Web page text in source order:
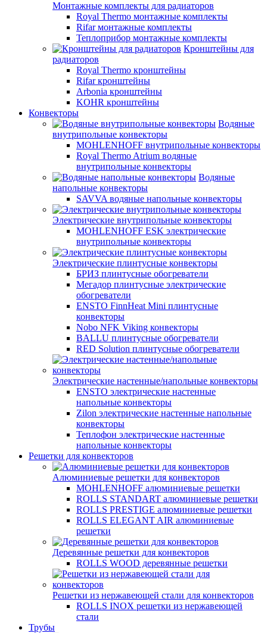
Монтажные комплекты для радиаторов
Royal Thermo монтажные комплекты
Rifar монтажные комплекты
Теплоприбор монтажные комплекты
Кронштейны для
радиаторов
Royal Thermo кронштейны
Rifar кронштейны
Arbonia кронштейны
KOHR кронштейны
Конвекторы
Водяные
внутрипольные конвекторы
MOHLENHOFF внутрипольные конвекторы
Royal Thermo Atrium водяные
внутрипольные конвекторы
Водяные
напольные конвекторы
SAVVA водяные напольные конвекторы
Электрические внутрипольные конвекторы
MOHLENHOFF ESK электрические
внутрипольные конвекторы
Электрические плинтусные конвекторы
БРИЗ плинтусные обогреватели
Мегадор плинтусные электрические
обогреватели
ENSTO FinnHeat Mini плинтусные
конвекторы
Nobo NFK Viking конвекторы
BALLU плинтусные обогреватели
RED Solution плинтусные обогреватели
Электрические настенные/напольные конвекторы
ENSTO электрические настенные
напольные конвекторы
Zilon электрические настенные напольные
конвекторы
Теплофон электрические настенные
напольные конвекторы
Решетки для конвекторов
Алюминиевые решетки для конвекторов
MOHLENHOFF алюминиевые решетки
ROLLS STANDART алюминиевые решетки
ROLLS PRESTIGE алюминиевые решетки
ROLLS ELEGANT AIR алюминиевые
решетки
Деревянные решетки для конвекторов
ROLLS WOOD деревянные решетки
Решетки из нержавеющей стали для конвекторов
ROLLS INOX решетки из нержавеющей
стали
Трубы